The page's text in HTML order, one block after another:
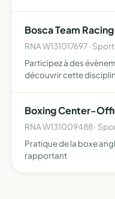
Bosca Team
RNA W131017697 ·
Participez à des
découvrir cette
roul…
Boxing Center-
RNA W131009488 ·
Pratique de la boxe
rapportant